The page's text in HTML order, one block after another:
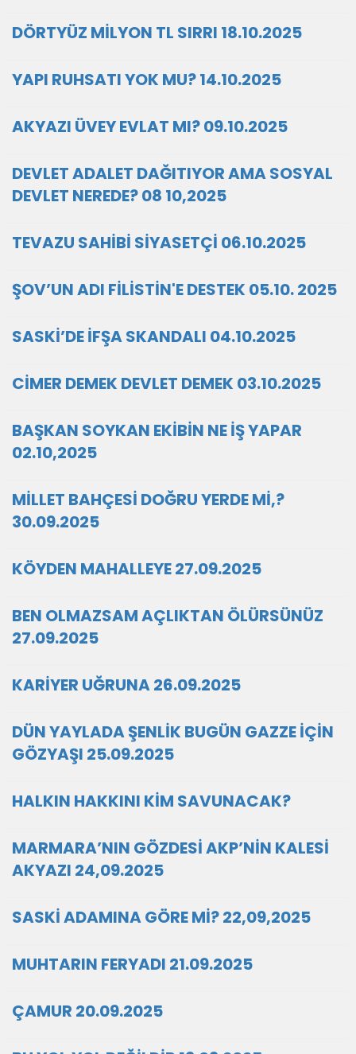
DÖRTYÜZ MİLYON TL SIRRI 18.10.2025
YAPI RUHSATI YOK MU? 14.10.2025
AKYAZI ÜVEY EVLAT MI? 09.10.2025
DEVLET ADALET DAĞITIYOR AMA SOSYAL
DEVLET NEREDE? 08 10,2025
TEVAZU SAHİBİ SİYASETÇİ 06.10.2025
ŞOV’UN ADI FİLİSTİN'E DESTEK 05.10. 2025
SASKİ’DE İFŞA SKANDALI 04.10.2025
CİMER DEMEK DEVLET DEMEK 03.10.2025
BAŞKAN SOYKAN EKİBİN NE İŞ YAPAR
02.10,2025
MİLLET BAHÇESİ DOĞRU YERDE Mİ,?
30.09.2025
KÖYDEN MAHALLEYE 27.09.2025
BEN OLMAZSAM AÇLIKTAN ÖLÜRSÜNÜZ
27.09.2025
KARİYER UĞRUNA 26.09.2025
DÜN YAYLADA ŞENLİK BUGÜN GAZZE İÇİN
GÖZYAŞI 25.09.2025
HALKIN HAKKINI KİM SAVUNACAK?
MARMARA’NIN GÖZDESİ AKP’NİN KALESİ
AKYAZI 24,09.2025
SASKİ ADAMINA GÖRE Mİ? 22,09,2025
MUHTARIN FERYADI 21.09.2025
ÇAMUR 20.09.2025